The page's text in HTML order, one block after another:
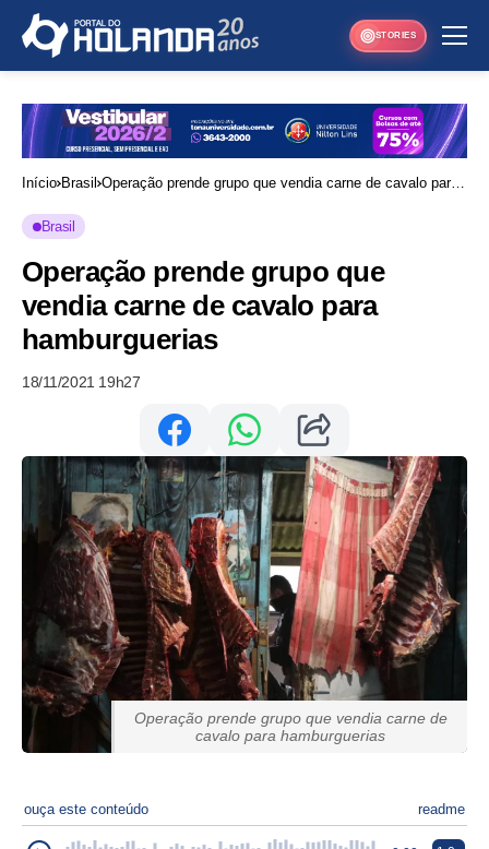
STORIES
Início Brasil Operação prende grupo que vendia carne de cavalo para
Brasil
Operação prende grupo que
vendia carne de cavalo para
hamburguerias
18/11/2021 19h27
Operação prende grupo que vendia carne de
cavalo para hamburguerias
ouça este conteúdo readme